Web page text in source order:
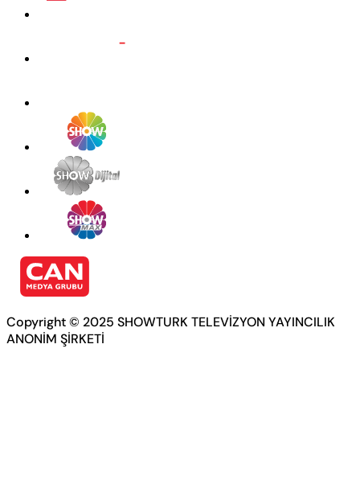
Copyright © 2025 SHOWTURK TELEVİZYON YAYINCILIK
ANONİM ŞİRKETİ